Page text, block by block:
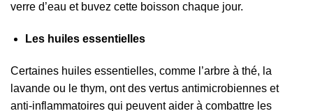
verre d’eau et buvez cette boisson chaque jour.
Les huiles essentielles
Certaines huiles essentielles, comme l’arbre à thé, la
lavande ou le thym, ont des vertus antimicrobiennes et
anti-inflammatoires qui peuvent aider à combattre les